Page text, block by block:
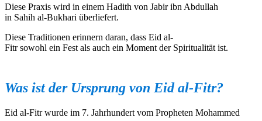
Diese Praxis wird in einem Hadith von Jabir ibn Abdullah
in Sahih al-Bukhari überliefert.
Diese Traditionen erinnern daran, dass Eid al-
Fitr sowohl ein Fest als auch ein Moment der Spiritualität ist.
Was istder Ursprung von Eid al-Fitr?
Eid al-Fitr wurde im 7. Jahrhundert vom Propheten Mohammed